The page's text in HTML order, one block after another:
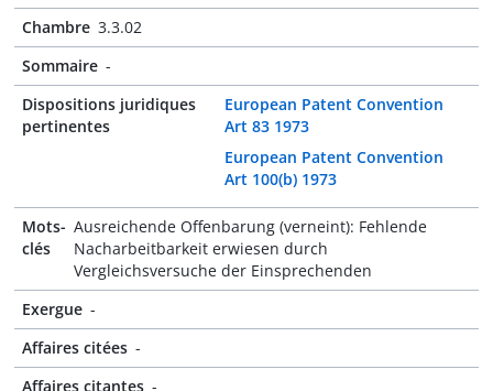
Chambre 3.3.02
Sommaire -
Dispositions juridiques
pertinentes
European Patent Convention
Art 83 1973
European Patent Convention
Art 100(b) 1973
Mots-
clés
Ausreichende Offenbarung (verneint): Fehlende
Nacharbeitbarkeit erwiesen durch
Vergleichsversuche der Einsprechenden
Exergue -
Affaires citées -
Affaires citantes -